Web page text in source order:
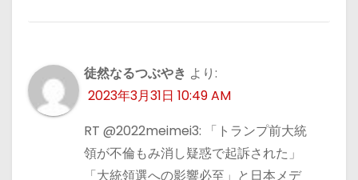
徒然なるつぶやき より:
2023年3月31日 10:49 AM
RT @2022meimei3: 「トランプ前大統
領が不倫もみ消し疑惑で起訴された」
「大統領選への影響必至」と日本メデ